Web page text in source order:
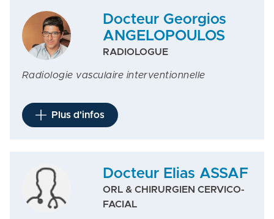
Docteur Georgios
ANGELOPOULOS
RADIOLOGUE
Radiologie vasculaire interventionnelle
Plus d'infos
Docteur Elias ASSAF
ORL & CHIRURGIEN CERVICO-
FACIAL